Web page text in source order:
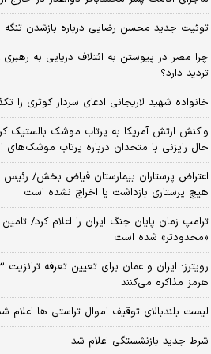
توئیت جدید محسن رضایی درباره بازشدن تنگه
چرا مصر در پیوستن به ائتلاف دریایی به رهبری
تردید دارد؟
خانواده شهید لاریجانی ادعای سردار کوثری را
واکنش ارتش آمریکا به پرتاب موشک بالستیک
حال رایزنی با متحدان درباره پرتاب موشک‌های
اعتراض پرستاران بیمارستان فیاض بخش/ رئیس
هیچ پرستاری بازداشت یا اخراج نشده است
ترامپ زمان پایان جنگ ایران را اعلام کرد/
«محدودتر» شده است
هرمز مذاکره می‌کنند
لیست بلندبالای توقیف اموال تراستی ها اعلام
شرط جدید بازنشستگی اعلام شد